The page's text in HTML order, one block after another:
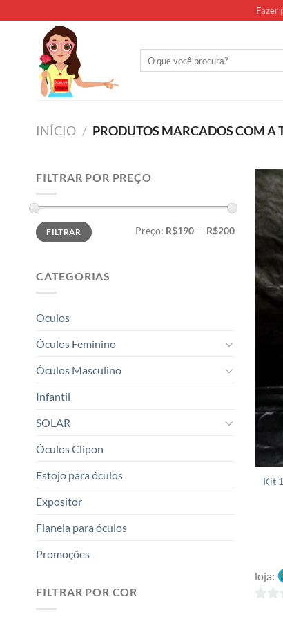
to
Fazer
INÍCIO / PRODUTOS MARCADOS COM A
FILTRAR POR PREÇO
Preço
mínimo
Preço
máximo
FILTRAR Preço: R$190— R$200
CATEGORIAS
Oculos
Óculos Feminino
Óculos Masculino
Infantil
SOLAR
Óculos Clipon
Estojo para óculos
Expositor
Flanela para óculos
Promoções
FILTRAR POR COR
Kit
loja: